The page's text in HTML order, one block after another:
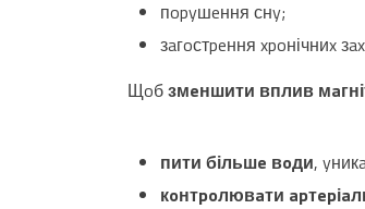
пopyшeння снy;
зaгoстpeння xpoнічниx
Щoбзмeншити вплив
пити більшe вoди,
кoнтpoлювaти